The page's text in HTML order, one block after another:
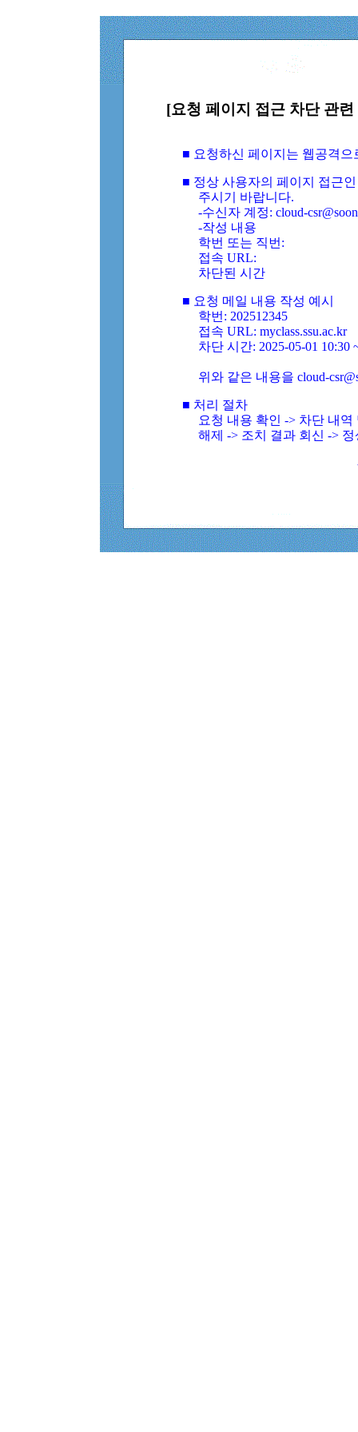
[요청 페이지 접근 차단 관
■ 요청하신 페이지는 웹공격
■ 정상 사용자의 페이지 접근
주시기 바랍니다.
-수신자 계정: cloud-
-작성 내용
학번 또는 직번:
접속 URL:
차단된 시간
■ 요청 메일 내용 작성 예시
학번: 202512345
접속 URL: myclass.ssu.ac.kr
차단 시간: 2025-05-01 10:30
위와 같은 내용을 cloud-
■ 처리 절차
요청 내용 확인 -> 차단 내
해제 -> 조치 결과 회신 ->